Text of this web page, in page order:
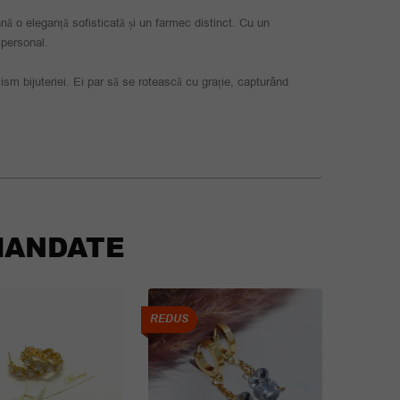
o eleganță sofisticată și un farmec distinct. Cu un
bijuteriei. Ei par să se rotească cu grație, capturând
REDUS